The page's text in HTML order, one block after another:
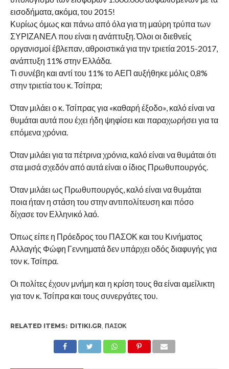
εισοδήματα, ακόμα, του 2015!
Κυρίως όμως και πάνω από όλα για τη μαύρη τρύπα των
ΣΥΡΙΖΑΝΕΛ που είναι η ανάπτυξη. Όλοι οι διεθνείς
οργανισμοί έβλεπαν, αθροιστικά για την τριετία 2015-2017,
ανάπτυξη 11% στην Ελλάδα.
Τι συνέβη και αντί του 11% το ΑΕΠ αυξήθηκε μόλις 0,8%
στην τριετία του κ. Τσίπρα;
Όταν μιλάει ο κ. Τσίπρας για «καθαρή έξοδο», καλό είναι να
θυμάται αυτά που έχει ήδη ψηφίσει και παραχωρήσει για τα
επόμενα χρόνια.
Όταν μιλάει για τα πέτρινα χρόνια, καλό είναι να θυμάται ότι
στα μισά σχεδόν από αυτά είναι ο ίδιος Πρωθυπουργός.
Όταν μιλάει ως Πρωθυπουργός, καλό είναι να θυμάται
ποια ήταν η στάση του στην αντιπολίτευση και πόσο
δίχασε τον Ελληνικό λαό.
Όπως είπε η Πρόεδρος του ΠΑΣΟΚ και του Κινήματος
Αλλαγής Φώφη Γεννηματά δεν υπάρχει οδός διαφυγής για
τον κ. Τσίπρα.
Οι πολίτες έχουν μνήμη και η κρίση τους θα είναι αμείλικτη
για τον κ. Τσίπρα και τους συνεργάτες του.
RELATED ITEMS: DITIKI.GR, ΠΑΣΟΚ